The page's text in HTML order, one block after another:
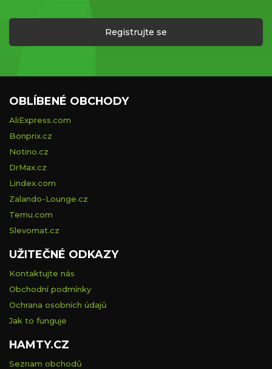
Registrujte se
OBLÍBENÉ OBCHODY
AliExpress.com
Bonprix.cz
Notino.cz
DrMax.cz
Lindex.com
Zalando-Lounge.cz
Temu.com
Slevomat.cz
UŽITEČNÉ ODKAZY
Kontaktujte nás
Obchodní podmínky
Ochrana osobních údajů
Jak to funguje
HAMTY.CZ
Seznam obchodů